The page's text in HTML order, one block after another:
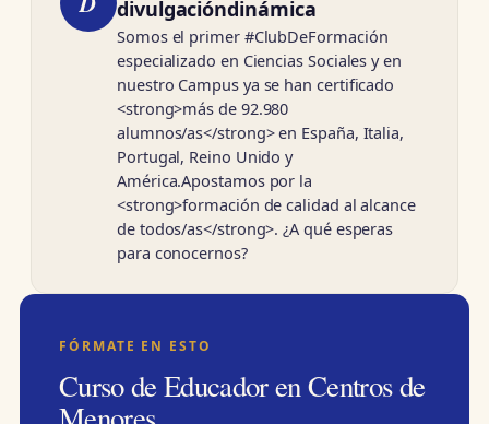
divulgacióndinámica
Somos el primer #ClubDeFormación
especializado en Ciencias Sociales y en
nuestro Campus ya se han certificado
<strong>más de 92.980
alumnos/as</strong> en España, Italia,
Portugal, Reino Unido y
América.Apostamos por la
<strong>formación de calidad al alcance
de todos/as</strong>. ¿A qué esperas
para conocernos?
FÓRMATE EN ESTO
Curso de Educador en Centros de